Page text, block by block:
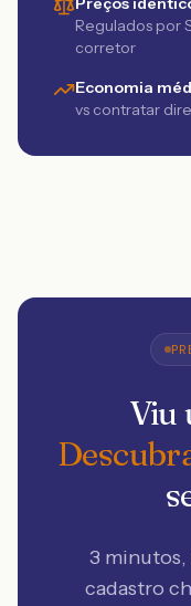
Regulados por
corretor
Economia
vs contratar
Viu
3 minutos,
cadastro